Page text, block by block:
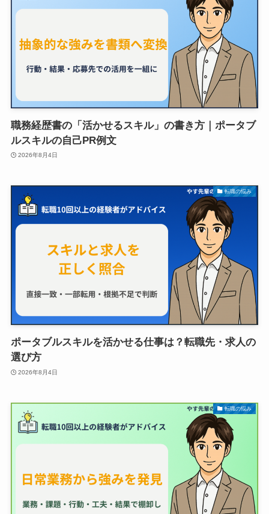
職務経歴書の「活かせるスキル」の書き方｜ポータブ
ルスキルの自己PR例文
2026年8月4日
転職の悩み
ポータブルスキルを活かせる仕事は？転職先・求人の
選び方
2026年8月4日
転職の悩み